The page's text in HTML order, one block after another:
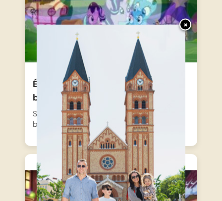
×
Én Kicsi Pónim – Tudod, hogy nincs
bocsánat
Starlight Glimmer fontos leckét tanul a
barátságról, amikor Twilight Sparkle…